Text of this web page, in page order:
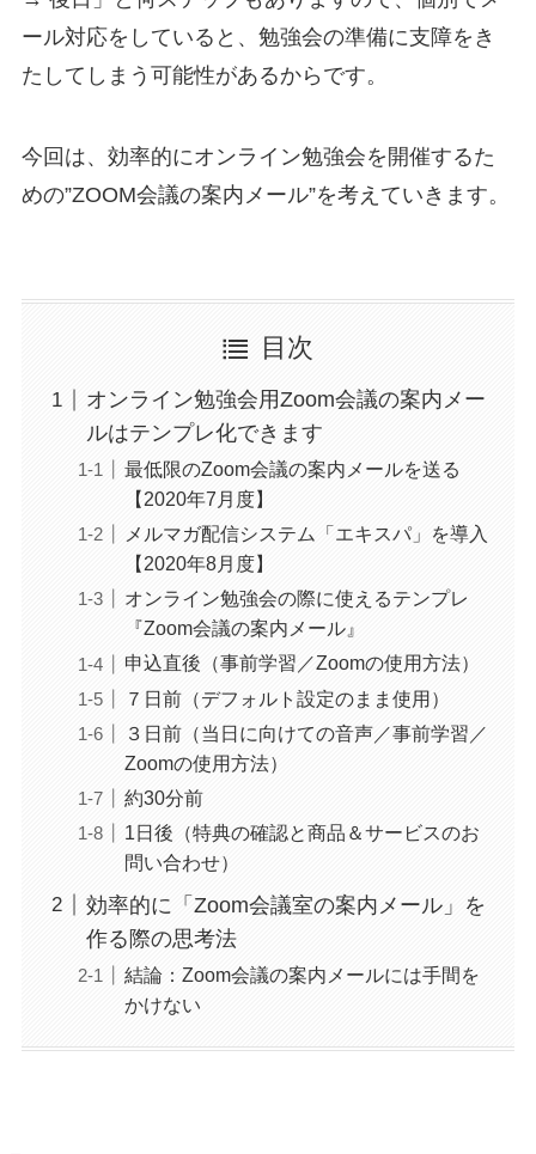
ール対応をしていると、勉強会の準備に支障をき
たしてしまう可能性があるからです。
今回は、効率的にオンライン勉強会を開催するた
めの”ZOOM会議の案内メール”を考えていきます。
目次
オンライン勉強会用Zoom会議の案内メー
ルはテンプレ化できます
最低限のZoom会議の案内メールを送る
【2020年7月度】
メルマガ配信システム「エキスパ」を導入
【2020年8月度】
オンライン勉強会の際に使えるテンプレ
『Zoom会議の案内メール』
申込直後（事前学習／Zoomの使用方法）
７日前（デフォルト設定のまま使用）
３日前（当日に向けての音声／事前学習／
Zoomの使用方法）
約30分前
1日後（特典の確認と商品＆サービスのお
問い合わせ）
効率的に「Zoom会議室の案内メール」を
作る際の思考法
結論：Zoom会議の案内メールには手間を
かけない